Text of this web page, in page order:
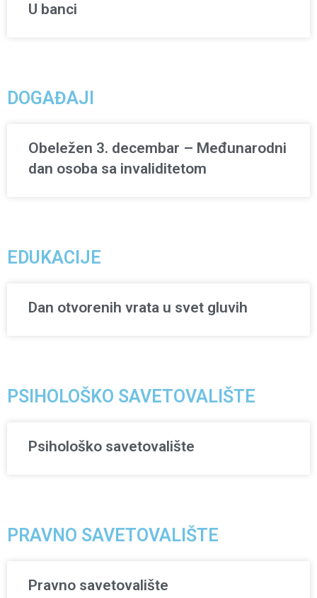
U banci
DOGAĐAJI
Obeležen 3. decembar – Međunarodni
dan osoba sa invaliditetom
EDUKACIJE
Dan otvorenih vrata u svet gluvih
PSIHOLOŠKO SAVETOVALIŠTE
Psihološko savetovalište
PRAVNO SAVETOVALIŠTE
Pravno savetovalište